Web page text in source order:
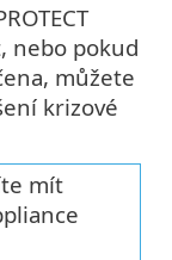
nebo pokud
můžete
krizové
mít